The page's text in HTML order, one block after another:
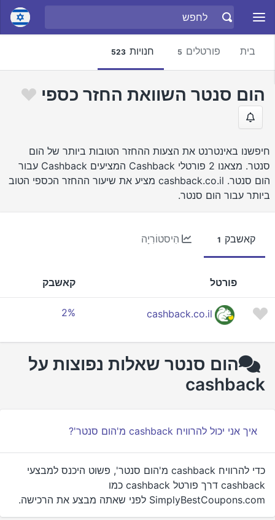
בית פורטלים 5 חנויות 523
הום סנטר השוואת החזר כספי
חיפשנו באינטרנט את הצעות ההחזר הטובות ביותר של הום
סנטר. מצאנו 2 פורטלי Cashback המציעים Cashback עבור
הום סנטר. cashback.co.il מציע את שיעור ההחזר הכספי הטוב
ביותר עבור הום סנטר.
קאשבק 1 הִיסטוֹרִיָה
פורטל קאשבק
cashback.co.il
2%
הום סנטר שאלות נפוצות על
cashback
איך אני יכול להרוויח cashback מ'הום סנטר'?
כדי להרוויח cashback מ'הום סנטר', פשוט היכנס למבצעי
cashback דרך פורטל cashback כמו
SimplyBestCoupons.com לפני שאתה מבצע את הרכישה.